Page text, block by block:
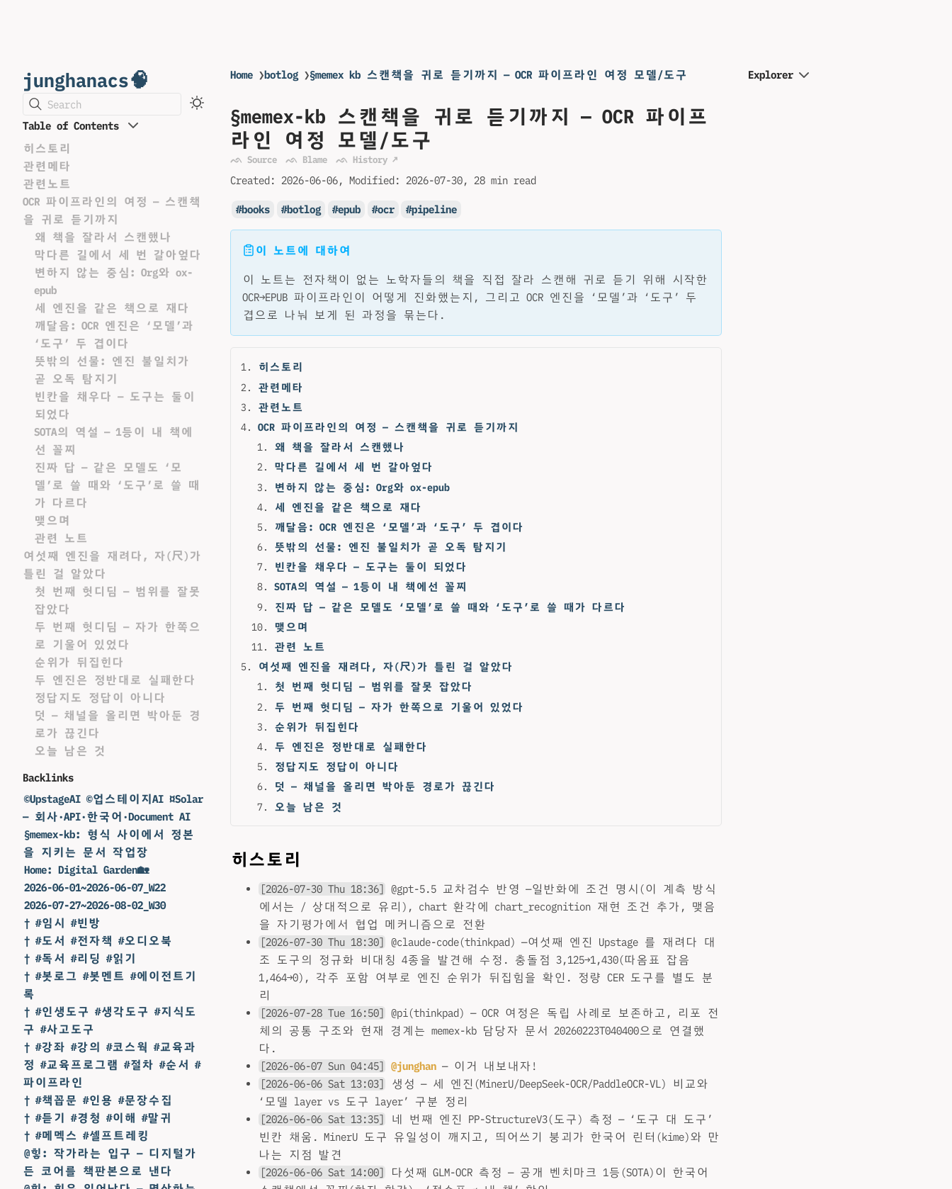
junghanacs🧠
Search
Table of Contents
히스토리
관련메타
관련노트
OCR 파이프라인의 여정 — 스캔책
을 귀로 듣기까지
왜 책을 잘라서 스캔했나
막다른 길에서 세 번 갈아엎다
변하지 않는 중심: Org와 ox-
epub
세 엔진을 같은 책으로 재다
깨달음: OCR 엔진은 ‘모델’과
‘도구’ 두 겹이다
뜻밖의 선물: 엔진 불일치가
곧 오독 탐지기
빈칸을 채우다 — 도구는 둘이
되었다
SOTA의 역설 — 1등이 내 책에
선 꼴찌
진짜 답 — 같은 모델도 ‘모
델’로 쓸 때와 ‘도구’로 쓸 때
가 다르다
맺으며
관련 노트
여섯째 엔진을 재려다, 자(尺)가
틀린 걸 알았다
첫 번째 헛디딤 — 범위를 잘못
잡았다
두 번째 헛디딤 — 자가 한쪽으
로 기울어 있었다
순위가 뒤집힌다
두 엔진은 정반대로 실패한다
정답지도 정답이 아니다
덧 — 채널을 올리면 박아둔 경
로가 끊긴다
오늘 남은 것
Backlinks
©UpstageAI ©업스테이지AI ¤Solar
— 회사·API·한국어·Document AI
§memex-kb: 형식 사이에서 정본
을 지키는 문서 작업장
Home: Digital Garden🏡
2026-06-01~2026-06-07_W22
2026-07-27~2026-08-02_W30
† #임시 #빈방
† #도서 #전자책 #오디오북
† #독서 #리딩 #읽기
† #봇로그 #봇멘트 #에이전트기
록
† #인생도구 #생각도구 #지식도
구 #사고도구
† #강좌 #강의 #코스웍 #교육과
정 #교육프로그램 #절차 #순서 #
파이프라인
† #책꼽문 #인용 #문장수집
† #듣기 #경청 #이해 #말귀
† #메멕스 #셀프트레킹
@힣: 작가라는 입구 — 디지털가
든 코어를 책판본으로 낸다
Home ❯botlog ❯§memex kb 스캔책을 귀로 듣기까지 — OCR 파이프라인 여정 모델/도구
§memex-kb 스캔책을 귀로 듣기까지 — OCR 파이프
라인 여정 모델/도구
ᨒ Source ᨒ Blame ᨒ History ↗
Created: 2026-06-06 Modified: 2026-07-30 28 min read
books botlog epub ocr pipeline
이 노트에 대하여
이 노트는 전자책이 없는 노학자들의 책을 직접 잘라 스캔해 귀로 듣기 위해 시작한
OCR→EPUB 파이프라인이 어떻게 진화했는지, 그리고 OCR 엔진을 ‘모델’과 ‘도구’ 두
겹으로 나눠 보게 된 과정을 묶는다.
히스토리
관련메타
관련노트
OCR 파이프라인의 여정 — 스캔책을 귀로 듣기까지
왜 책을 잘라서 스캔했나
막다른 길에서 세 번 갈아엎다
변하지 않는 중심: Org와 ox-epub
세 엔진을 같은 책으로 재다
깨달음: OCR 엔진은 ‘모델’과 ‘도구’ 두 겹이다
뜻밖의 선물: 엔진 불일치가 곧 오독 탐지기
빈칸을 채우다 — 도구는 둘이 되었다
SOTA의 역설 — 1등이 내 책에선 꼴찌
진짜 답 — 같은 모델도 ‘모델’로 쓸 때와 ‘도구’로 쓸 때가 다르다
맺으며
관련 노트
여섯째 엔진을 재려다, 자(尺)가 틀린 걸 알았다
첫 번째 헛디딤 — 범위를 잘못 잡았다
두 번째 헛디딤 — 자가 한쪽으로 기울어 있었다
순위가 뒤집힌다
두 엔진은 정반대로 실패한다
정답지도 정답이 아니다
덧 — 채널을 올리면 박아둔 경로가 끊긴다
오늘 남은 것
히스토리
[2026-07-30 Thu 18:36] @gpt-5.5 교차검수 반영 —일반화에 조건 명시(이 계측 방식
에서는 / 상대적으로 유리), chart 환각에 chart_recognition 재현 조건 추가, 맺음
을 자기평가에서 협업 메커니즘으로 전환
[2026-07-30 Thu 18:30] @claude-code(thinkpad) —여섯째 엔진 Upstage 를 재려다 대
조 도구의 정규화 비대칭 4종을 발견해 수정. 충돌점 3,125→1,430(따옴표 잡음
1,464→0), 각주 포함 여부로 엔진 순위가 뒤집힘을 확인. 정량 CER 도구를 별도 분
리
[2026-07-28 Tue 16:50] @pi(thinkpad) — OCR 여정은 독립 사례로 보존하고, 리포 전
체의 공통 구조와 현재 경계는 memex-kb 담당자 문서 20260223T040400으로 연결했
다.
[2026-06-07 Sun 04:45] @junghan — 이거 내보내자!
[2026-06-06 Sat 13:03]
생성 — 세 엔진(MinerU/DeepSeek-OCR/PaddleOCR-VL) 비교와
‘모델 layer vs 도구 layer’ 구분 정리
[2026-06-06 Sat 13:35]
네 번째 엔진 PP-StructureV3(도구) 측정 — ‘도구 대 도구’
빈칸 채움. MinerU 도구 유일성이 깨지고, 띄어쓰기 붕괴가 한국어 린터(kime)와 만
나는 지점 발견
[2026-06-06 Sat 14:00]
다섯째 GLM-OCR 측정 — 공개 벤치마크 1등(SOTA)이 한국어
Explorer